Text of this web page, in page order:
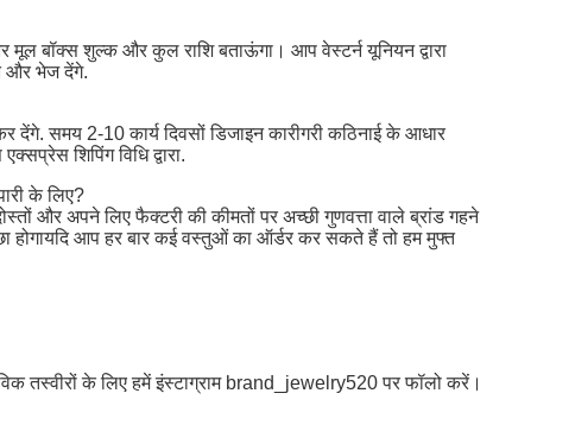
बॉक्स शुल्क और कुल राशि बताऊंगा। आप वेस्टर्न यूनियन द्वारा
और भेज देंगे.
समय 2-10 कार्य दिवसों डिजाइन कारीगरी कठिनाई के आधार
शिपिंग विधि द्वारा.
के लिए?
और अपने लिए फैक्टरी की कीमतों पर अच्छी गुणवत्ता वाले ब्रांड गहने
आप हर बार कई वस्तुओं का ऑर्डर कर सकते हैं तो हम मुफ्त
तस्वीरों के लिए हमें इंस्टाग्राम brand_jewelry520 पर फॉलो करें।